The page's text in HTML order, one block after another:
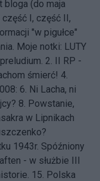
bloga (do maja
część I, część II,
"w pigułce"
. Moje notki: LUTY
2. II RP -
śmierć! 4.
6. Ni Lacha, ni
8. Powstanie,
w Lipnikach
1943r. Spóźniony
- w służbie III
15. Polska